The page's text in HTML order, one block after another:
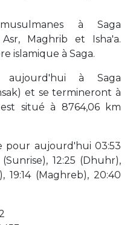
à Saga
Maghrib et Isha'a.
islamique à Saga.
à Saga
et se termineront à
situé à 8764,06 km
pour aujourd'hui 03:53
12:25 (Dhuhr),
19:14 (Maghreb), 20:40